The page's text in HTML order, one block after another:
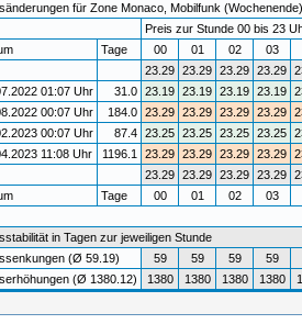
für Zone Monaco, Mobilfunk
Preis zur Stunde 00 bis 23
Tage 00 01 02 03
23.29 23.29 23.29 23.29
01:07 Uhr
31.0 23.19 23.19 23.19 23.19
00:07 Uhr
184.0 23.29 23.29 23.29 23.29
00:07 Uhr
87.4 23.25 23.25 23.25 23.25
11:08 Uhr
1196.1 23.29 23.29 23.29 23.29
23.29 23.29 23.29 23.29
Tage 00 01 02 03
in Tagen zur jeweiligen Stunde
(Ø 59.19)
59 59 59
59
(Ø 1380.12)
1380 1380 1380 1380